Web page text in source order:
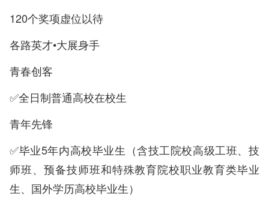
120个奖项虚位以待
各路英才•大展身手
青春创客
✅全日制普通高校在校生
青年先锋
✅毕业5年内高校毕业生（含技工院校高级工班、技
师班、预备技师班和特殊教育院校职业教育类毕业
生、国外学历高校毕业生）